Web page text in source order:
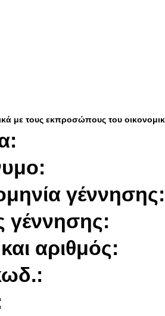
με τους εκπροσώπους του
γέννησης:
γέννησης:
αριθμός: